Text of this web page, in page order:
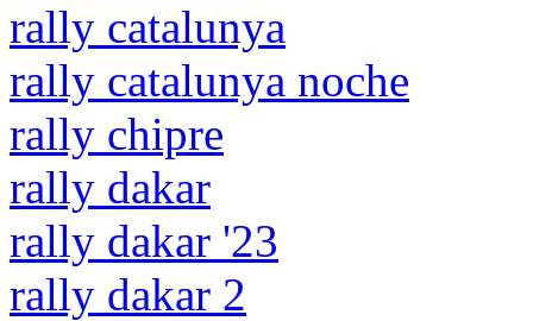
rally catalunya
rally catalunya noche
rally chipre
rally dakar
rally dakar '23
rally dakar 2